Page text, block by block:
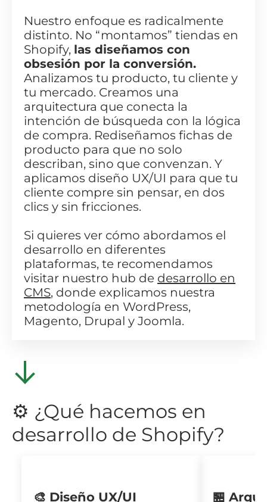
Nuestro enfoque es radicalmente
distinto. No “montamos” tiendas en
Shopify, las diseñamos con
obsesión por la conversión.
Analizamos tu producto, tu cliente y
tu mercado. Creamos una
arquitectura que conecta la
intención de búsqueda con la lógica
de compra. Rediseñamos fichas de
producto para que no solo
describan, sino que convenzan. Y
aplicamos diseño UX/UI para que tu
cliente compre sin pensar, en dos
clics y sin fricciones.
Si quieres ver cómo abordamos el
desarrollo en diferentes
plataformas, te recomendamos
visitar nuestro hub de desarrollo en
CMS, donde explicamos nuestra
metodología en WordPress,
Magento, Drupal y Joomla.
⚙️ ¿Qué hacemos en
desarrollo de Shopify?
🎨 Diseño UX/UI 🏪